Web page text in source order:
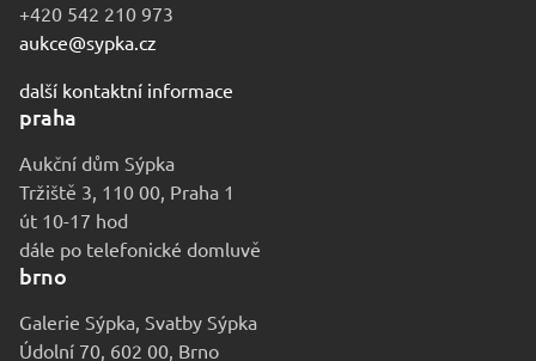
+420 542 210 973
aukce@sypka.cz
další kontaktní informace
praha
Aukční dům Sýpka
Tržiště 3, 110 00, Praha 1
út 10-17 hod
dále po telefonické domluvě
brno
Galerie Sýpka, Svatby Sýpka
Údolní 70, 602 00, Brno